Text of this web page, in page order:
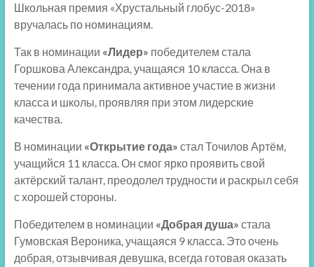
Школьная премия «Хрустальный глобус-2018»
вручалась по номинациям.
Так в номинации «Лидер» победителем стала
Горшкова Александра, учащаяся 10 класса. Она в
течении года принимала активное участие в жизни
класса и школы, проявляя при этом лидерские
качества.
В номинации «Открытие года» стал Точилов Артём,
учащийся 11 класса. Он смог ярко проявить свой
актёрский талант, преодолел трудности и раскрыл себя
с хорошей стороны.
Победителем в номинации «Добрая душа» стала
Гумовская Вероника, учащаяся 9 класса. Это очень
добрая, отзывчивая девушка, всегда готовая оказать